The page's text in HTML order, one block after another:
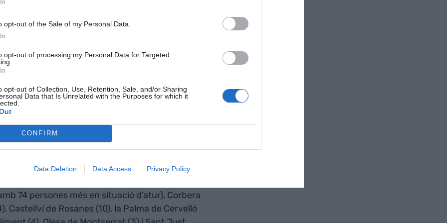
opt-out of the Sale of my Personal Data.
opt-out of processing my Personal Data for Targeted
opt-out of Collection, Use, Retention, Sale, and/or Sharing
Data that Is Unrelated with the Purposes for which it
CONFIRM
Data Deletion Data Access Privacy Policy
(-11%), Gavà (-9,4%), Martorell (-6,5%) i Sant
Llobregat i
és del
de la
i de l'àrea
74 persones més en situació d’atur), Corbera
Castellví de Rosanes (10), la Palma de Cervelló